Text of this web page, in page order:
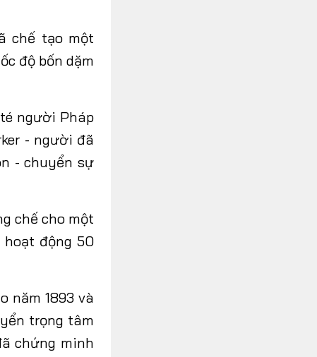
chế tạo một
độ bốn dặm
người Pháp
- người đã
- chuyển sự
chế cho một
hoạt động 50
năm 1893 và
trọng tâm
chứng minh